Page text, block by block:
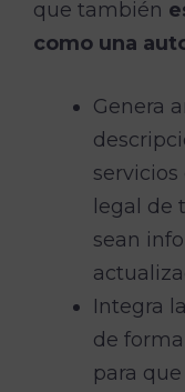
que también
como una
Genera
legal de
sean
Integra
de
para